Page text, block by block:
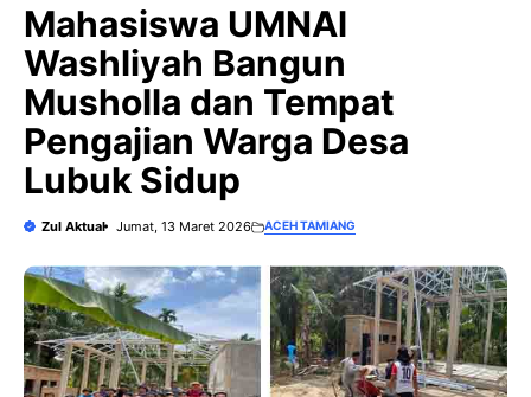
Mahasiswa UMNAl
Washliyah Bangun
Musholla dan Tempat
Pengajian Warga Desa
Lubuk Sidup
Zul Aktual Jumat, 13 Maret 2026 ACEH TAMIANG